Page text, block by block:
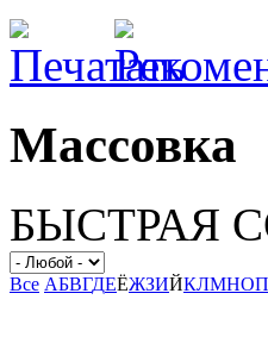
Массовка
БЫСТРАЯ
Все АБВГДЕЁЖЗИЙКЛМНОП